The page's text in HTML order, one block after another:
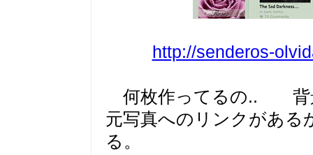
http://senderos-
何枚作ってるの.. 背
元写真へのリンクがある
る。